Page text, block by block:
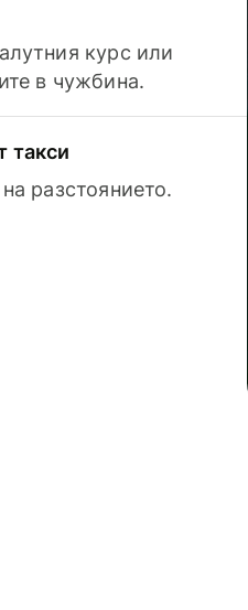
курс или
в чужбина.
такси
разстоянието.